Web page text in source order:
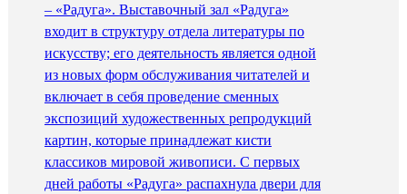
– «Радуга». Выставочный зал «Радуга»
входит в структуру отдела литературы по
искусству; его деятельность является одной
из новых форм обслуживания читателей и
включает в себя проведение сменных
экспозиций художественных репродукций
картин, которые принадлежат кисти
классиков мировой живописи. С первых
дней работы «Радуга» распахнула двери для